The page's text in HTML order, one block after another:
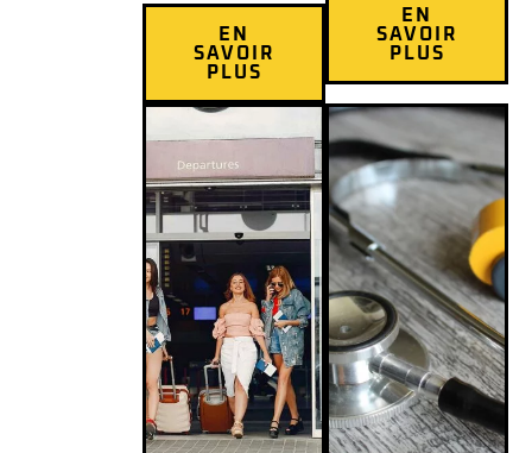
EN
SAVOIR
PLUS
EN
SAVOIR
PLUS